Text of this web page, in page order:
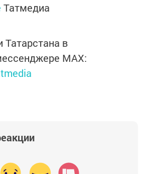
Татмедиа
Татарстана в
MАХ: